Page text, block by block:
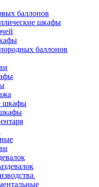
баллонов
шкафы
баллонов
шкафы